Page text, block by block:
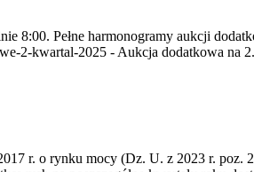
8:00. Pełne harmonogramy aukcji
2-kwartal-2025 - Aukcja dodatkowa na
r. o rynku mocy (Dz. U. z 2023 r. poz.